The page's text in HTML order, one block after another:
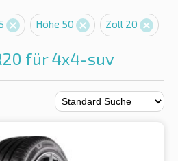
Höhe 50 Zoll 20
für 4x4-suv